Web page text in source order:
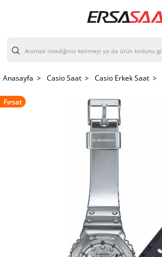
Anasayfa > Casio Saat > Casio Erkek Saat >
Fırsat